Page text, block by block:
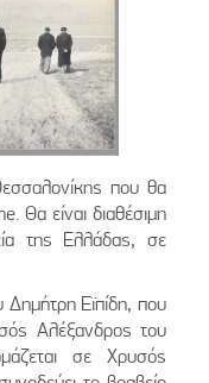
που θα
Θα είναι διαθέσιμη
της Ελλάδας, σε
Δημήτρη Εϊπίδη, που
Αλέξανδρος του
σε Χρυσός